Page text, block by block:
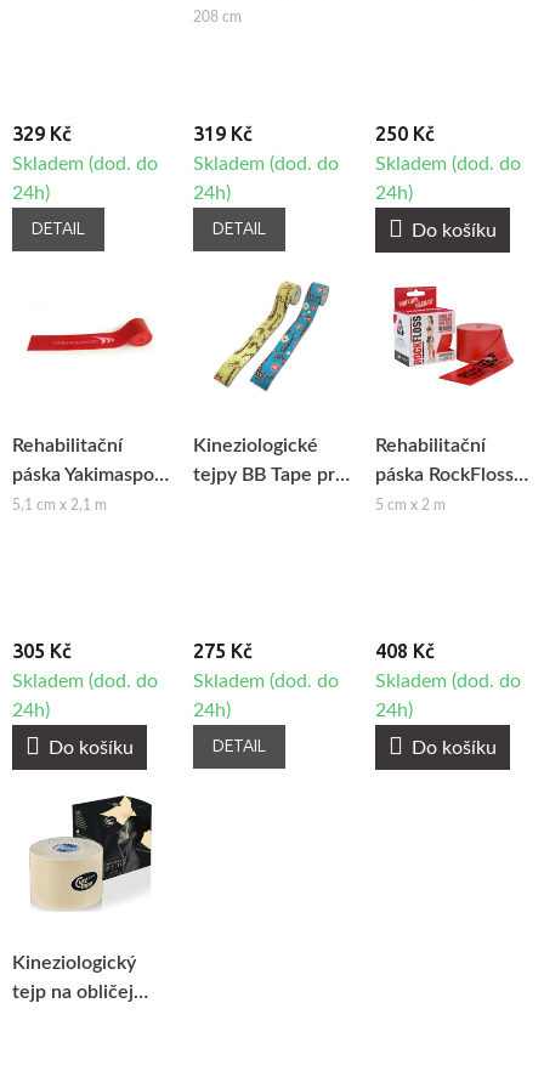
329 Kč
Skladem (dod. do
24h)
DETAIL
208 cm
319 Kč
Skladem (dod. do
24h)
DETAIL
250 Kč
Skladem (dod. do
24h)
Do košíku
Rehabilitační
páska Yakimasport
Floss band -
5,1 cm x 2,1 m
305 Kč
Skladem (dod. do
24h)
Do košíku
Kineziologické
tejpy BB Tape pro
275 Kč
Skladem (dod. do
24h)
DETAIL
Rehabilitační
páska RockFloss
Band
5 cm x 2 m
408 Kč
Skladem (dod. do
24h)
Do košíku
Kineziologický
tejp na obličej